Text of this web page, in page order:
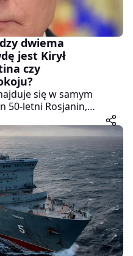
dwiema
jest Kirył
czy
się w samym
50-letni Rosjanin,
Inwestycji
nieformalnych rozmów,
– mogą otworzyć drogę
Inni uważają go
Kremla,
Zachodu i
pod amerykańską